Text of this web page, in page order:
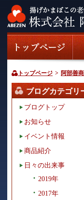
トップページ > 阿部善
ブログカテゴリ
ブログトップ
お知らせ
イベント情報
商品紹介
日々の出来事
2019年
2017年